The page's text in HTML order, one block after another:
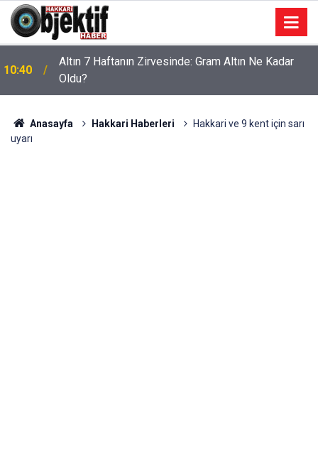
10:40
Altın 7 Haftanın Zirvesinde: Gram Altın Ne Kadar
Oldu?
Anasayfa Hakkari Haberleri
Hakkari ve 9 kent için sarı
uyarı